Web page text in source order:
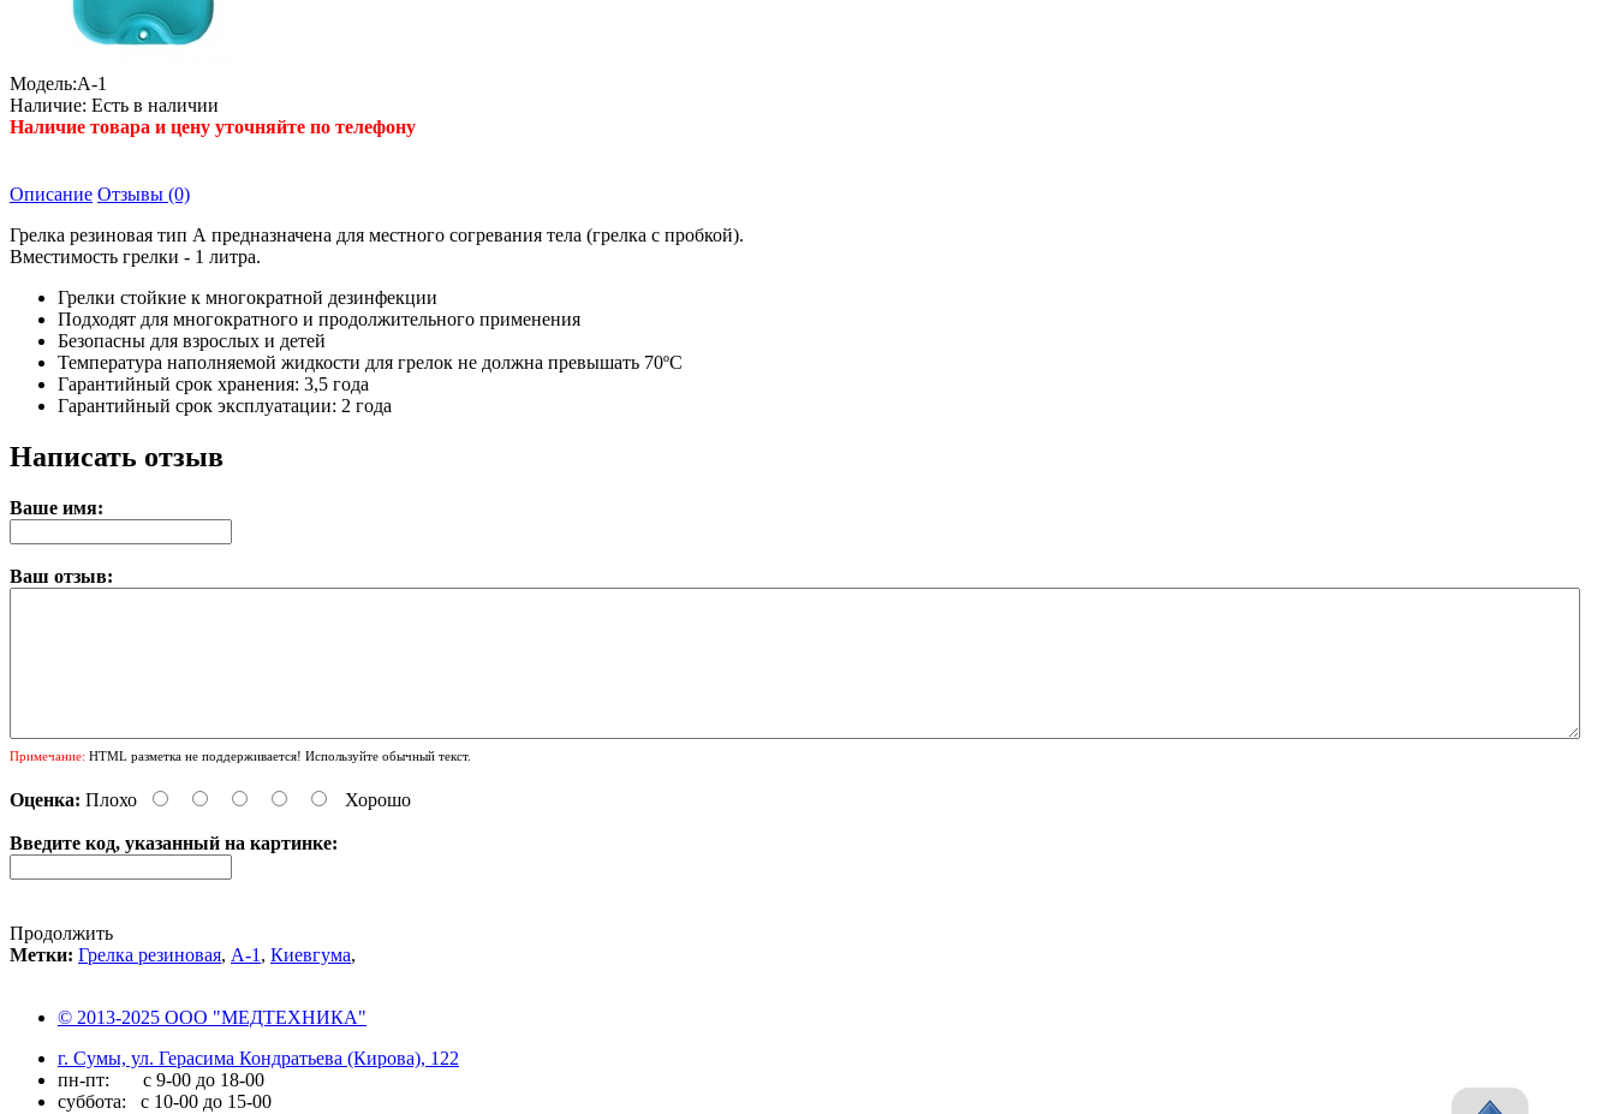
Модель:А-1
Наличие: Есть в наличии
Наличие товара и цену уточняйте по телефону
Описание Отзывы (0)
Грелка резиновая тип А предназначена для местного согревания тела (грелка с пробкой).
Вместимость грелки - 1 литра.
Грелки стойкие к многократной дезинфекции
Подходят для многократного и продолжительного применения
Безопасны для взрослых и детей
Температура наполняемой жидкости для грелок не должна превышать 70ºС
Гарантийный срок хранения: 3,5 года
Гарантийный срок эксплуатации: 2 года
Написать отзыв
Ваше имя:
Ваш отзыв:
Примечание: HTML разметка не поддерживается! Используйте обычный текст.
Оценка: Плохо Хорошо
Введите код, указанный на картинке:
Продолжить
Метки: Грелка резиновая, А-1 , Киевгума,
© 2013-2025 ООО "МЕДТЕХНИКА"
г. Сумы, ул. Герасима Кондратьева (Кирова), 122
пн-пт: с 9-00 до 18-00
суббота: с 10-00 до 15-00